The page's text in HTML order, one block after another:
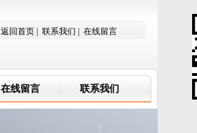
返回首页| 联系我们 在线留言
在线留言 联系我们